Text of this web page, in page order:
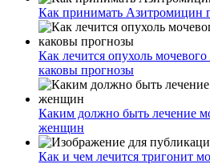
Как принимать Азитромицин
Как лечится опухоль
каковы прогнозы
Каким должно быть лечение
женщин
Как и чем лечится тригонит